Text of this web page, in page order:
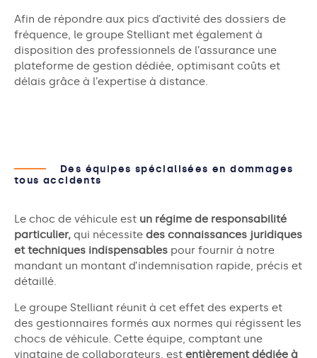
Afin de répondre aux pics d’activité des dossiers de
fréquence, le groupe Stelliant met également à
disposition des professionnels de l’assurance une
plateforme de gestion dédiée, optimisant coûts et
délais grâce à l’expertise à distance.
Des équipes spécialisées en dommages
tous accidents
Le choc de véhicule est un régime de responsabilité
particulier, qui nécessite des connaissances juridiques
et techniques indispensables pour fournir à notre
mandant un montant d’indemnisation rapide, précis et
détaillé.
Le groupe Stelliant réunit à cet effet des experts et
des gestionnaires formés aux normes qui régissent les
chocs de véhicule. Cette équipe, comptant une
vingtaine de collaborateurs, est entièrement dédiée à